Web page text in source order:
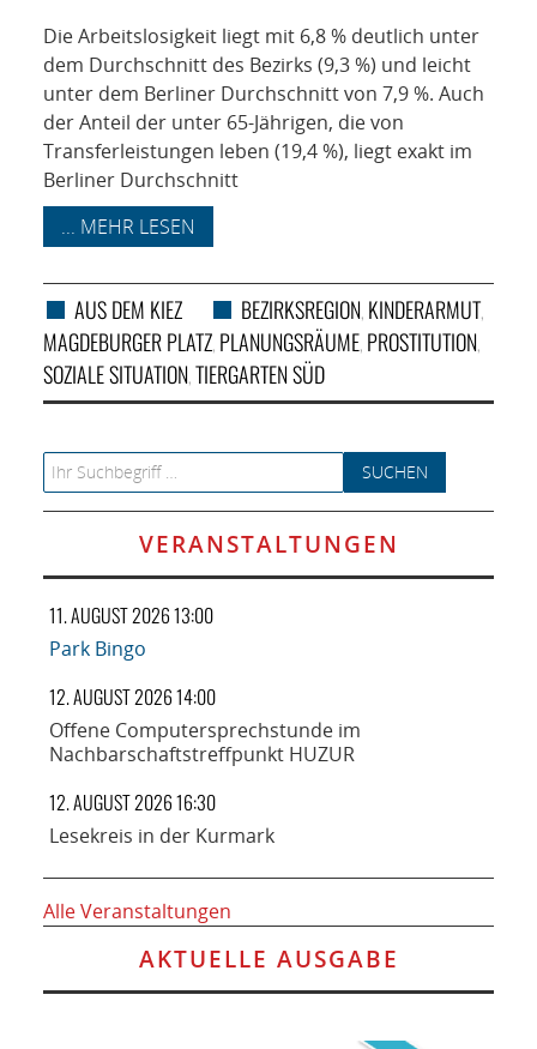
Die Arbeitslosigkeit liegt mit 6,8 % deutlich unter
dem Durchschnitt des Bezirks (9,3 %) und leicht
unter dem Berliner Durchschnitt von 7,9 %. Auch
der Anteil der unter 65-Jährigen, die von
Transferleistungen leben (19,4 %), liegt exakt im
Berliner Durchschnitt
... MEHR LESEN
AUS DEM KIEZ BEZIRKSREGION, KINDERARMUT,
MAGDEBURGER PLATZ, PLANUNGSRÄUME, PROSTITUTION,
SOZIALE SITUATION,TIERGARTEN SÜD
Search for:
VERANSTALTUNGEN
11. AUGUST 2026 13:00
Park Bingo
12. AUGUST 2026 14:00
Offene Computersprechstunde im
Nachbarschaftstreffpunkt HUZUR
12. AUGUST 2026 16:30
Lesekreis in der Kurmark
Alle Veranstaltungen
AKTUELLE AUSGABE